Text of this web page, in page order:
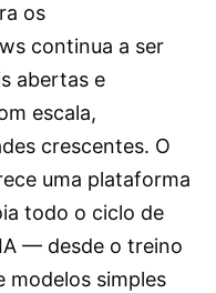
os
continua a ser
abertas e
escala,
crescentes. O
uma plataforma
todo o ciclo de
— desde o treino
modelos simples